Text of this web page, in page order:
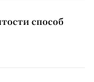
способ